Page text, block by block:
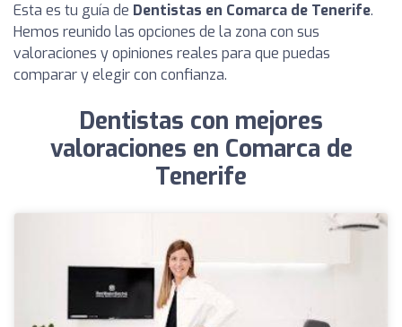
Esta es tu guía de Dentistas en Comarca de Tenerife.
Hemos reunido las opciones de la zona con sus
valoraciones y opiniones reales para que puedas
comparar y elegir con confianza.
Dentistas con mejores
valoraciones en Comarca de
Tenerife